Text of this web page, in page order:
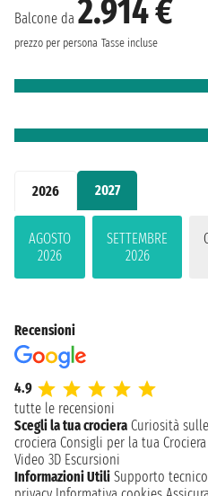
2026 2027
AGOSTO
2026
SETTEMBRE
2026
Balcone da 2.914 €
prezzo per persona Tasse incluse
Recensioni
4.9
tutte le recensioni
Scegli la tua crociera Curiosità
crociera Consigli per la tua Crociera
Video 3D Escursioni
Informazioni Utili Supporto tecnico